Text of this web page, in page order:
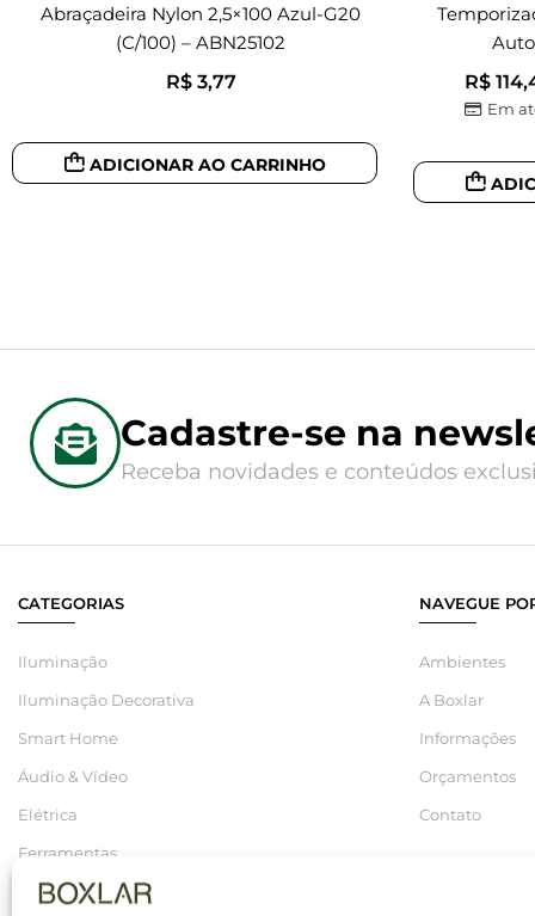
Abraçadeira Nylon 2,5×100 Azul-G20
(c/100) – ABN25102
R$3,77
ADICIONAR AO CARRINHO
R$
Em
Cadastre-se na
Receba novidades e conteúdos
CATEGORIAS
Iluminação
Iluminação Decorativa
Smart Home
Áudio & Vídeo
Elétrica
Ferramentas
Hidráulica
NAVEGUE
Ambientes
A Boxlar
Informações
Orçamentos
Contato